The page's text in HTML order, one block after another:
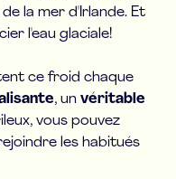
la mer d'Irlande. Et
l'eau glaciale!
ce froid chaque
, unvéritable
vous pouvez
les habitués